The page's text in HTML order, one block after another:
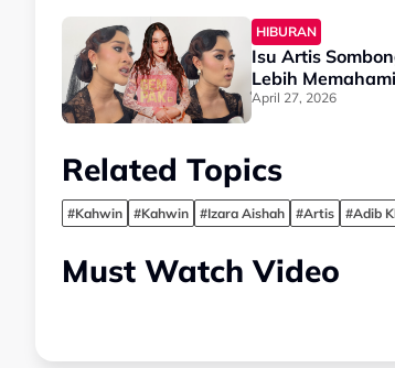
HIBURAN
Isu Artis
Lebih
April 27, 2026
Related Topics
#Kahwin #Kahwin #Izara Aishah #Artis #Adib
Must Watch Video